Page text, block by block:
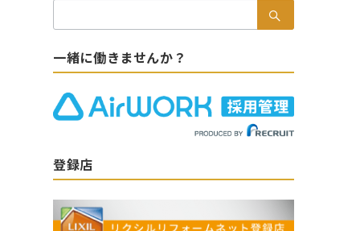
索：
一緒に働きませんか？
登録店